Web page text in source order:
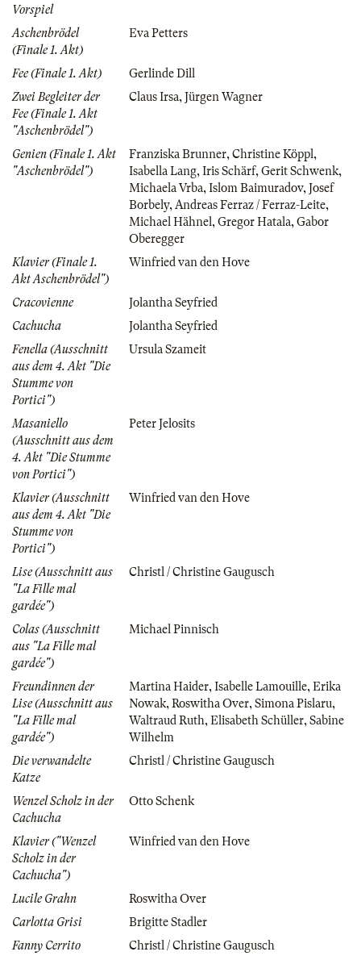
Vorspiel
Aschenbrödel
(Finale 1. Akt)
Eva Petters
Fee (Finale 1. Akt)
Gerlinde Dill
Zwei Begleiter der
Fee (Finale 1. Akt
"Aschenbrödel")
Claus Irsa, Jürgen Wagner
Genien (Finale 1. Akt
"Aschenbrödel")
Franziska Brunner, Christine Köppl ,
Isabella Lang, Iris Schärf, Gerit Schwenk,
Michaela Vrba, Islom Baimuradov, Josef
Borbely, Andreas Ferraz / Ferraz-Leite,
Michael Hähnel , Gregor Hatala, Gabor
Oberegger
Klavier (Finale 1.
Akt Aschenbrödel")
Winfried van den Hove
Cracovienne
Jolantha Seyfried
Cachucha
Jolantha Seyfried
Fenella (Ausschnitt
aus dem 4. Akt "Die
Stumme von
Portici")
Ursula Szameit
Masaniello
(Ausschnitt aus dem
4. Akt "Die Stumme
von Portici")
Peter Jelosits
Klavier (Ausschnitt
aus dem 4. Akt "Die
Stumme von
Portici")
Winfried van den Hove
Lise (Ausschnitt aus
"La Fille mal
gardée")
Christl / Christine Gaugusch
Colas (Ausschnitt
aus "La Fille mal
gardée")
Michael Pinnisch
Freundinnen der
Lise (Ausschnitt aus
"La Fille mal
gardée")
Martina Haider, Isabelle Lamouille, Erika
Nowak, Roswitha Over, Simona Pislaru,
Waltraud Ruth, Elisabeth Schüller, Sabine
Wilhelm
Die verwandelte
Katze
Christl / Christine Gaugusch
Wenzel Scholz in der
Cachucha
Otto Schenk
Klavier ("Wenzel
Scholz in der
Cachucha")
Winfried van den Hove
Lucile Grahn
Roswitha Over
Carlotta Grisi
Brigitte Stadler
Fanny Cerrito
Christl / Christine Gaugusch